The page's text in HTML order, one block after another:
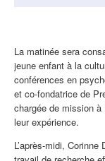
principal
La matinée sera
jeune enfant à la
conférences en
et co-fondatrice de
chargée de mission
leur expérience.
L’après-midi,